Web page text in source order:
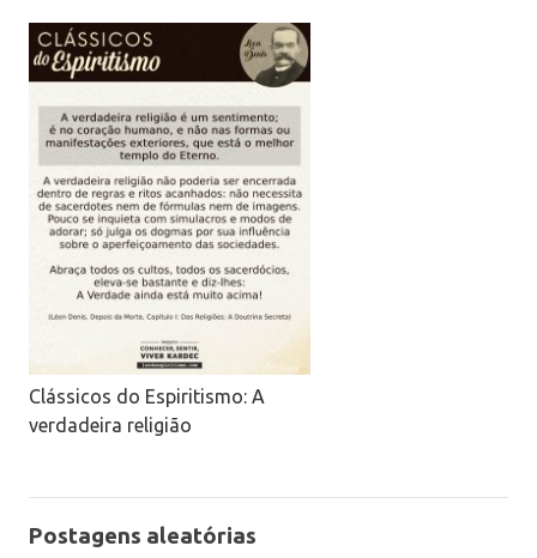
Clássicos do Espiritismo: A
verdadeira religião
Postagens aleatórias